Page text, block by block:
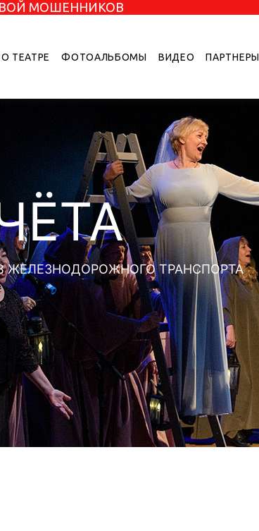
МОШЕННИКОВ
О ТЕАТРЕ ФОТОАЛЬБОМЫ ВИДЕО ПАРТНЕРЫ
ЖЕЛЕЗНОДОРОЖНОГО ТРАНСПОРТА